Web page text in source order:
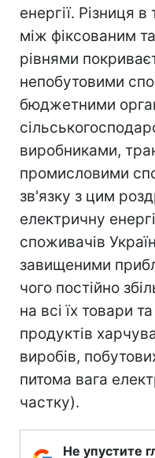
енергії. Різниця
між фіксованим
рівнями
непобутовими
бюджетними
виробниками,
промисловими
зв'язку з цим
електричну
споживачів
завищеними
чого постійно
на всі їх товари
продуктів
виробів,
питома вага
частку).
Не упустите